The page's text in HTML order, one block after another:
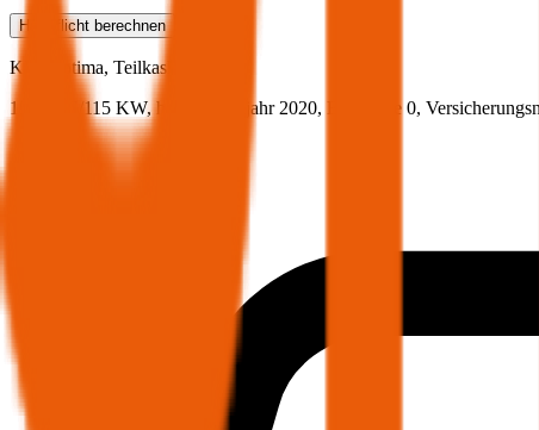
Haftpflicht berechnen
KIA
Optima, Teilkasko
156.3 PS/115 KW, hybrid, Baujahr 2020, BM-Stufe 0,